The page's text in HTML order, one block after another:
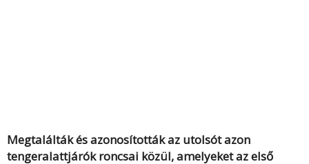
Megtalálták és azonosították az utolsót azon
tengeralattjárók roncsai közül, amelyeket az első